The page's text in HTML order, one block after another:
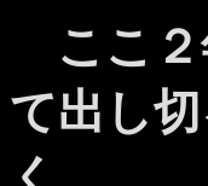
ここ２
て出し